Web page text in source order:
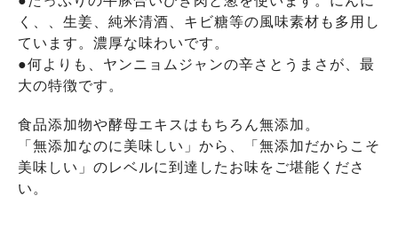
く、、生姜、純米清酒、キビ糖等の風味素材も多用し
ています。濃厚な味わいです。
●何よりも、ヤンニョムジャンの辛さとうまさが、最
大の特徴です。
食品添加物や酵母エキスはもちろん無添加。
「無添加なのに美味しい」から、「無添加だからこそ
美味しい」のレベルに到達したお味をご堪能くださ
い。